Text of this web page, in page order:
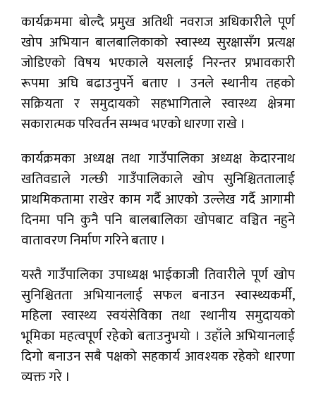
कार्यक्रममा बोल्दै प्रमुख अतिथी नवराज अधिकारीले पूर्ण
खोप अभियान बालबालिकाको स्वास्थ्य सुरक्षासँग प्रत्यक्ष
जोडिएको विषय भएकाले यसलाई निरन्तर प्रभावकारी
रूपमा अघि बढाउनुपर्ने बताए । उनले स्थानीय तहको
सक्रियता र समुदायको सहभागिताले स्वास्थ्य क्षेत्रमा
सकारात्मक परिवर्तन सम्भव भएको धारणा राखे ।
कार्यक्रमका अध्यक्ष तथा गाउँपालिका अध्यक्ष केदारनाथ
खतिवडाले गल्छी गाउँपालिकाले खोप सुनिश्चिततालाई
प्राथमिकतामा राखेर काम गर्दै आएको उल्लेख गर्दै आगामी
दिनमा पनि कुनै पनि बालबालिका खोपबाट वञ्चित नहुने
वातावरण निर्माण गरिने बताए ।
यस्तै गाउँपालिका उपाध्यक्ष भाईकाजी तिवारीले पूर्ण खोप
सुनिश्चितता अभियानलाई सफल बनाउन स्वास्थ्यकर्मी,
महिला स्वास्थ्य स्वयंसेविका तथा स्थानीय समुदायको
भूमिका महत्वपूर्ण रहेको बताउनुभयो । उहाँले अभियानलाई
दिगो बनाउन सबै पक्षको सहकार्य आवश्यक रहेको धारणा
व्यक्त गरे ।